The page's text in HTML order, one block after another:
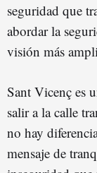
seguridad que
abordar la
visión más
Sant Vicenç es
salir a la calle
no hay
mensaje de